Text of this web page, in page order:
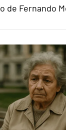
de Fernando